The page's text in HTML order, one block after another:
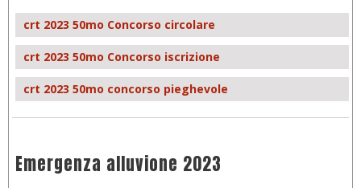
crt 2023 50mo Concorso circolare
crt 2023 50mo Concorso iscrizione
crt 2023 50mo concorso pieghevole
Emergenza alluvione 2023